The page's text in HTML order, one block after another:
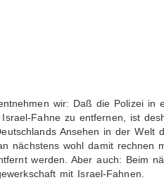
wir: Daß die Polizei in
Fahne zu entfernen, ist
Ansehen in der Welt
nächstens wohl damit rechnen
werden. Aber auch: Beim
mit Israel-Fahnen.